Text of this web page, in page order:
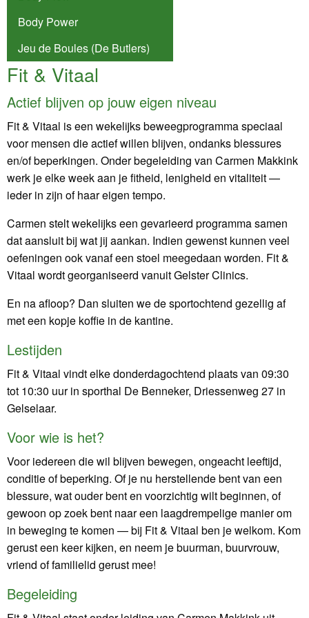
Body Power
Jeu de Boules (De Butlers)
Fit & Vitaal
Actief blijven op jouw eigen niveau
Fit & Vitaal is een wekelijks beweegprogramma speciaal
voor mensen die actief willen blijven, ondanks blessures
en/of beperkingen. Onder begeleiding van Carmen Makkink
werk je elke week aan je fitheid, lenigheid en vitaliteit —
ieder in zijn of haar eigen tempo.
Carmen stelt wekelijks een gevarieerd programma samen
dat aansluit bij wat jij aankan. Indien gewenst kunnen veel
oefeningen ook vanaf een stoel meegedaan worden. Fit &
Vitaal wordt georganiseerd vanuit Gelster Clinics.
En na afloop? Dan sluiten we de sportochtend gezellig af
met een kopje koffie in de kantine.
Lestijden
Fit & Vitaal vindt elke donderdagochtend plaats van 09:30
tot 10:30 uur in sporthal De Benneker, Driessenweg 27 in
Gelselaar.
Voor wie is het?
Voor iedereen die wil blijven bewegen, ongeacht leeftijd,
conditie of beperking. Of je nu herstellende bent van een
blessure, wat ouder bent en voorzichtig wilt beginnen, of
gewoon op zoek bent naar een laagdrempelige manier om
in beweging te komen — bij Fit & Vitaal ben je welkom. Kom
gerust een keer kijken, en neem je buurman, buurvrouw,
vriend of familielid gerust mee!
Begeleiding